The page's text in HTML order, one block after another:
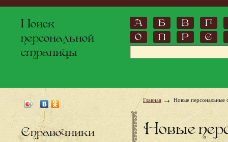
Поиск
персональной
страницы
А Б В
Г
О
П Р С
Справочники
Главная Новые персональные
Новые